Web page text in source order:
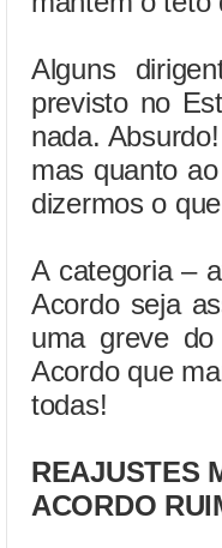
Alguns
previsto no
nada.
mas quanto
dizermos o
A categoria –
Acordo seja
uma greve
Acordo que
todas!
REAJUSTES
ACORDO